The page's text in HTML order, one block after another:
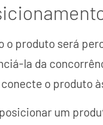
o produto será
la da
o produto
um